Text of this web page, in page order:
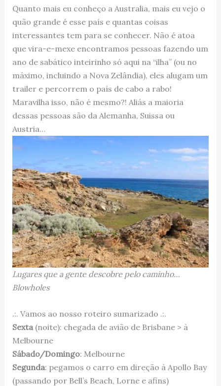
Quanto mais eu conheço a Australia, mais eu vejo o
quão grande é esse país e quantas coisas
interessantes tem para se conhecer. Não é atoa
que vira-e-mexe encontramos pessoas fazendo um
ano de sabático inteirinho só aqui na “ilha” (ou no
máximo, incluindo a Nova Zelândia), eles alugam um
trailer e percorrem o país de cabo a rabo!
Maravilha isso, não é mesmo?! Aliás a maioria
dessas pessoas são da Alemanha, Suissa ou
Austria…
Lugares que a gente descobre pelo caminho…
Blowholes
.:. Vamos ao nosso roteiro sumarizado .:.
Sexta(noite): chegada de avião de Brisbane > à
Melbourne
Sábado/Domingo: Melbourne
Segunda: pegamos o carro em direção à Apollo Bay
(passando por Bell’s Beach, Lorne e afins)